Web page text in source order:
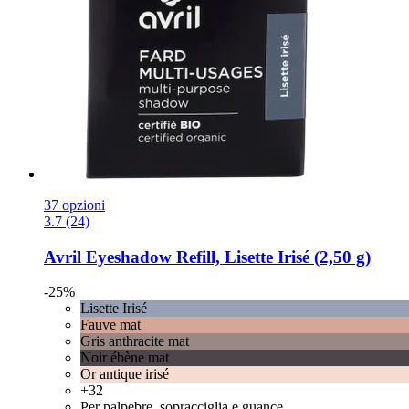
37 opzioni
3.7 (24)
Avril Eyeshadow Refill, Lisette Irisé (2,50 g)
-25%
Lisette Irisé
Fauve mat
Gris anthracite mat
Noir ébène mat
Or antique irisé
+32